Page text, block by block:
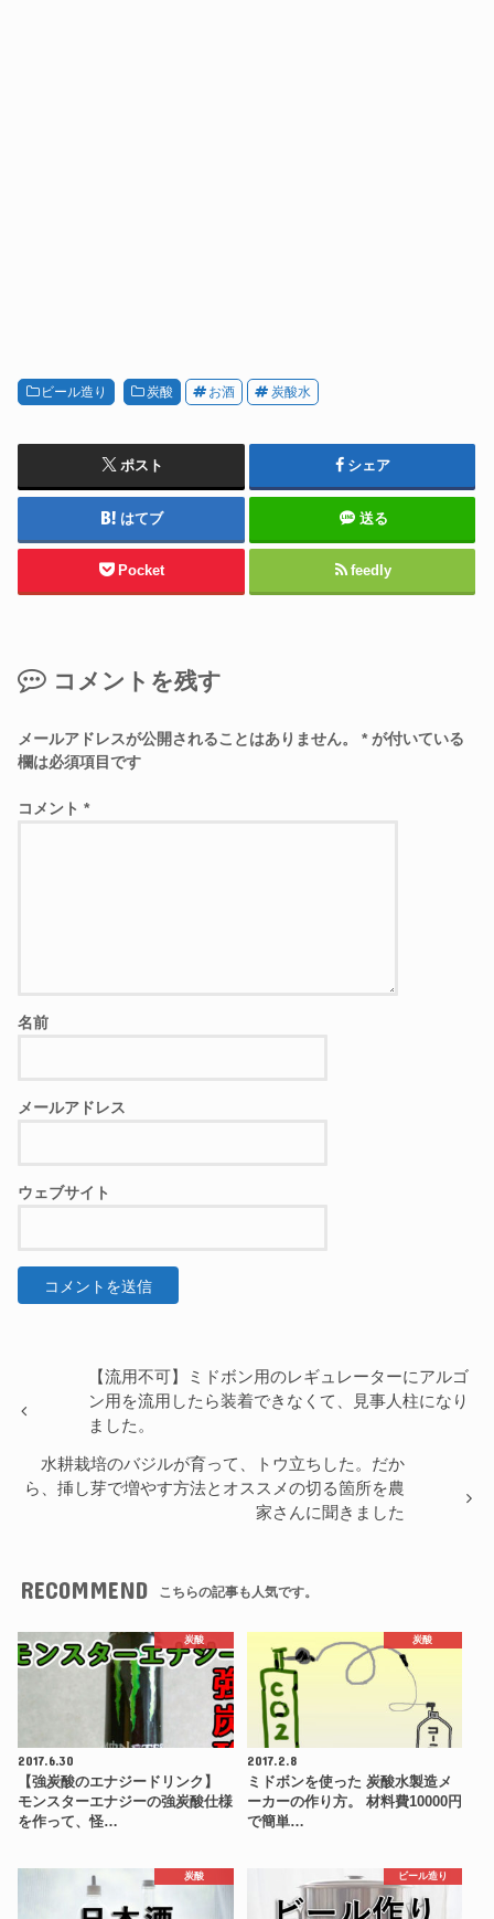
ビール造り 炭酸 お酒 炭酸水
ポスト シェア
はてブ 送る
Pocket feedly
コメントを残す
メールアドレスが公開されることはありません。 *が付いている
欄は必須項目です
コメント*
名前
メールアドレス
ウェブサイト
【流用不可】ミドボン用のレギュレーターにアルゴ
ン用を流用したら装着できなくて、見事人柱になり
ました。
水耕栽培のバジルが育って、トウ立ちした。だか
ら、挿し芽で増やす方法とオススメの切る箇所を農
家さんに聞きました
RECOMMEND こちらの記事も人気です。
炭酸
2017.6.30
【強炭酸のエナジードリンク】
モンスターエナジーの強炭酸仕様
を作って、怪…
炭酸
2017.2.8
ミドボンを使った 炭酸水製造メ
ーカーの作り方。 材料費10000円
で簡単…
炭酸 ビール造り